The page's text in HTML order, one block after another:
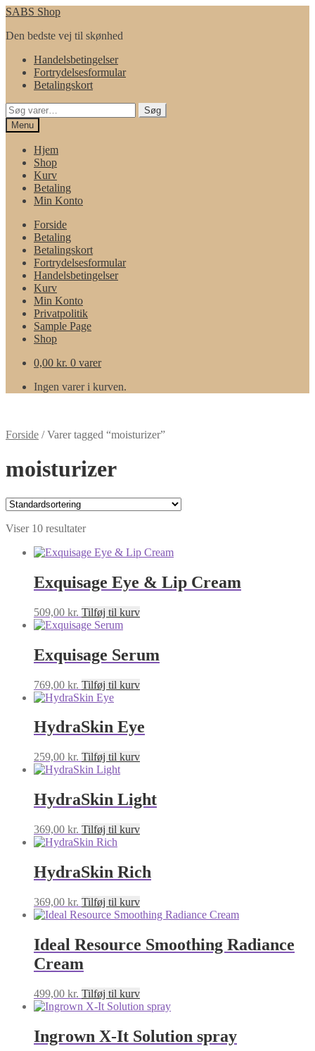
Spring
navigation
Spring
indhold
SABS Shop
Den bedste vej til skønhed
Handelsbetingelser
Fortrydelsesformular
Betalingskort
Søg
efter:
Søg
Menu
Hjem
Shop
Kurv
Betaling
Min Konto
Forside
Betaling
Betalingskort
Fortrydelsesformular
Handelsbetingelser
Kurv
Min Konto
Privatpolitik
Sample Page
Shop
0,00 kr. 0 varer
Ingen varer i kurven.
Forside /Varer tagged “moisturizer”
moisturizer
Viser 10 resultater
Exquisage Eye & Lip Cream
509,00 kr. Tilføj til kurv
Exquisage Serum
769,00 kr. Tilføj til kurv
HydraSkin Eye
259,00 kr. Tilføj til kurv
HydraSkin Light
369,00 kr. Tilføj til kurv
HydraSkin Rich
369,00 kr. Tilføj til kurv
Ideal Resource Smoothing Radiance
Cream
499,00 kr. Tilføj til kurv
Ingrown X-It Solution spray